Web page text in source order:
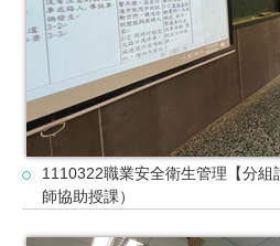
1110322職業安全衛生管理【分
師協助授課）